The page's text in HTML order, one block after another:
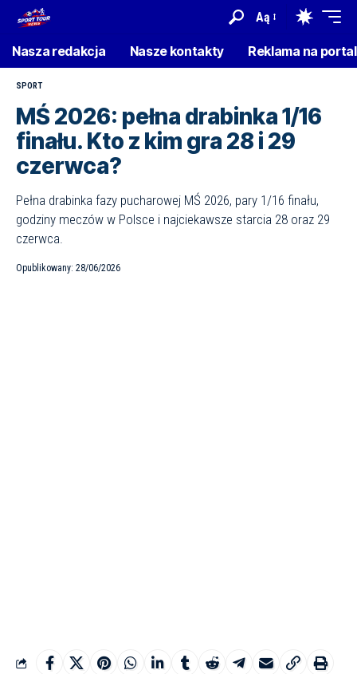
Aą
Nasza redakcja Nasze kontakty Reklama na
SPORT
MŚ 2026: pełna drabinka 1/16
finału. Kto z kim gra 28 i 29
czerwca?
Pełna drabinka fazy pucharowej MŚ 2026, pary 1/16 finału,
godziny meczów w Polsce i najciekawsze starcia 28 oraz 29
czerwca.
Opublikowany: 28/06/2026